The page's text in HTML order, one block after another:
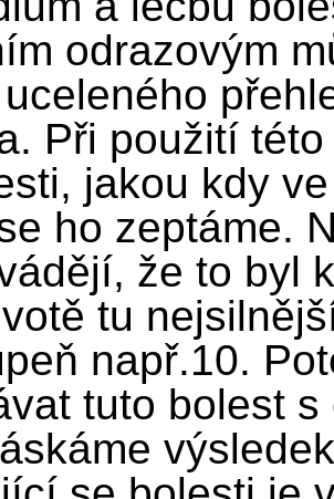
odrazovým
Při použití
jakou kdy
ho zeptáme.
že to byl
tu
např.10.
tuto bolest